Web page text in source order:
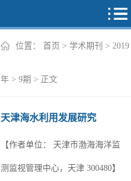
位置： 首页 > 学术期刊 > 2019
年 > 9期 > 正文
天津海水利用发展研究
【作者单位： 天津市渤海海洋监
测监视管理中心，天津 300480】